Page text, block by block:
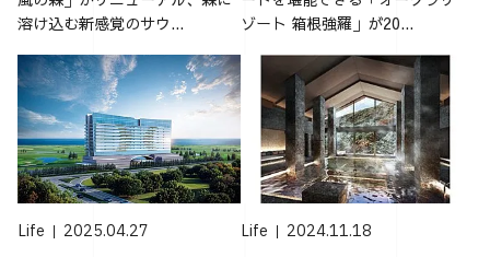
溶け込む新感覚のサウ...
ゾート 箱根強羅」が20...
Life 2025.04.27 Life 2024.11.18